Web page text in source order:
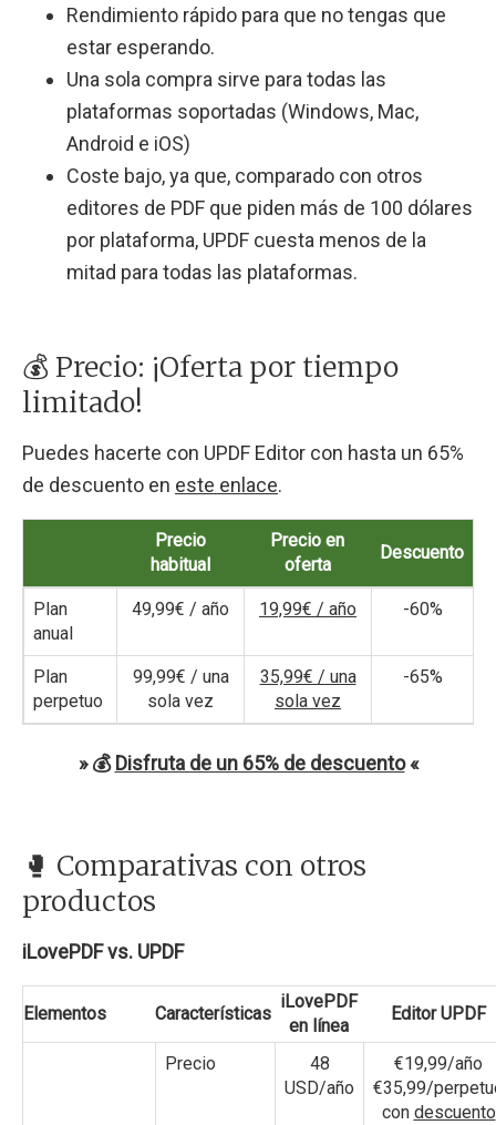
Rendimiento rápido para que no tengas que
estar esperando.
Una sola compra sirve para todas las
plataformas soportadas (Windows, Mac,
Android e iOS)
Coste bajo, ya que, comparado con otros
editores de PDF que piden más de 100 dólares
por plataforma, UPDF cuesta menos de la
mitad para todas las plataformas.
💰 Precio: ¡Oferta por tiempo
limitado!
Puedes hacerte con UPDF Editor con hasta un 65%
de descuento en este enlace.
Precio
habitual
Precio en
oferta
Descuento
Plan
anual
49,99€ / año 19,99€ / año -60%
Plan
perpetuo
99,99€ / una
sola vez
35,99€ / una
sola vez
-65%
» 💰 Disfruta de un 65% de descuento«
🥊 Comparativas con otros
productos
iLovePDF vs. UPDF
Elementos Características
iLovePDF
en línea
Editor UPDF
Precio
48
USD/año
€19,99/año
€35,99/
con descuento